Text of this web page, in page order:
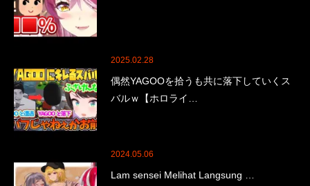
2025.02.28
偶然YAGOOを拾うも共に落下していくス
バルｗ【ホロライ…
2024.05.06
Lam sensei Melihat Langsung …